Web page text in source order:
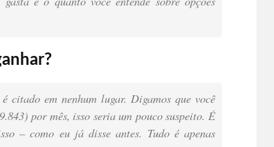
citado em nenhum lugar. Digamos que você
por mês, isso seria um pouco suspeito. É
– como eu já disse antes. Tudo é apenas